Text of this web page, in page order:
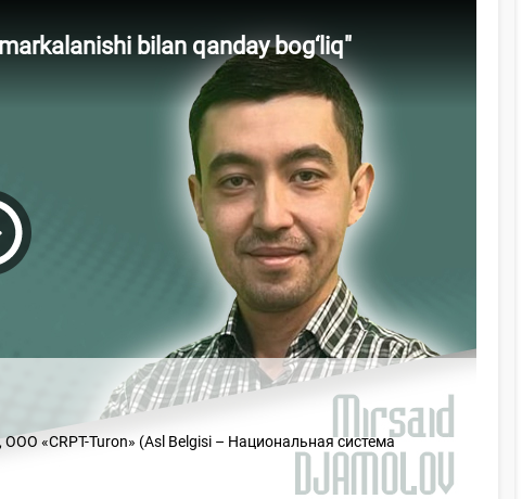
bilan qanday bog‘liq"
«CRPT-Turon» (Asl Belgisi – Национальная система